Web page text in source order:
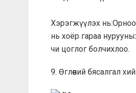
Хэрэгжүүлэх
нь хоёр гараа
чи цоглог болчихлоо.
9. Өглөөний бясалгал хий